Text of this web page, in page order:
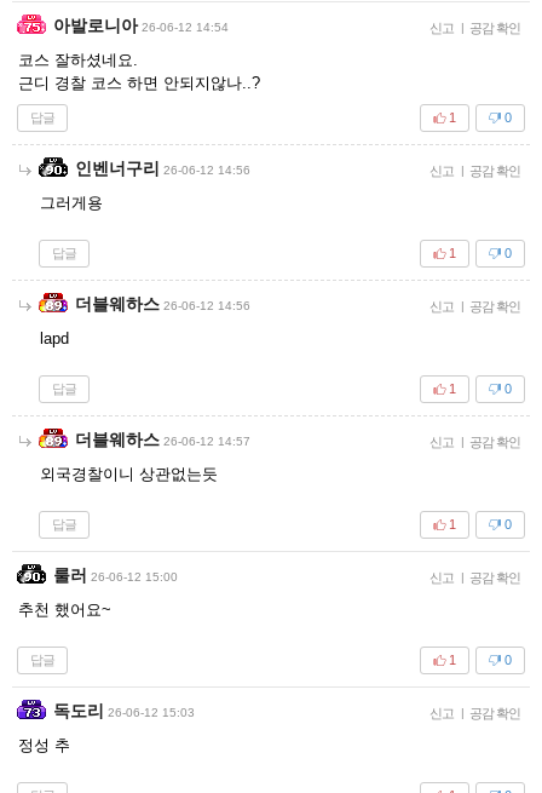
아발로니아 26-06-12 14:54 신고 | 공감 확인
코스 잘하셨네요.
근디 경찰 코스 하면 안되지않나..?
답글 0
1
인벤너구리 26-06-12 14:56 신고 | 공감 확인
그러게용
답글 0
1
더블웨하스 26-06-12 14:56 신고 | 공감 확인
lapd
답글 0
1
더블웨하스 26-06-12 14:57 신고 | 공감 확인
외국경찰이니 상관없는듯
답글 0
1
룰러 26-06-12 15:00 신고 | 공감 확인
추천 했어요~
답글 0
1
독도리 26-06-12 15:03 신고 | 공감 확인
정성 추